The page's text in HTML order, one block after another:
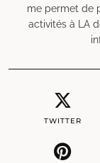
me permet de
activités à LA
TWITTER